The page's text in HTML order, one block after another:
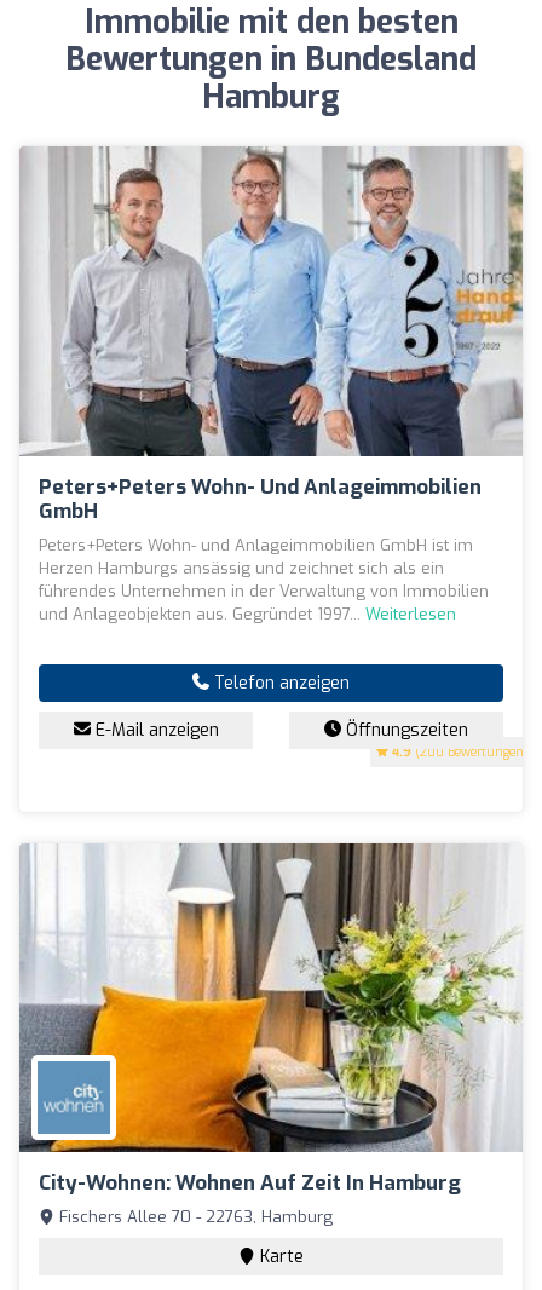
Immobilie mit den besten
Bewertungen in Bundesland
Hamburg
Peters+Peters Wohn- Und Anlageimmobilien
GmbH
4.9 (200 Bewertungen)
Peters+Peters Wohn- und Anlageimmobilien GmbH ist im
Herzen Hamburgs ansässig und zeichnet sich als ein
führendes Unternehmen in der Verwaltung von Immobilien
und Anlageobjekten aus. Gegründet 1997... Weiterlesen
Telefon anzeigen
E-Mail anzeigen Öffnungszeiten
City-Wohnen: Wohnen Auf Zeit In Hamburg
Fischers Allee 70 - 22763, Hamburg
Karte